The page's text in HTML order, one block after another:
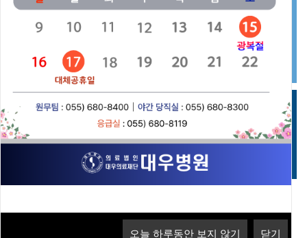
오늘 하루동안 보지 않기 닫기
오늘 하루동안 보지 않기 닫기
진료과 및 의료진소개
고객의 소리